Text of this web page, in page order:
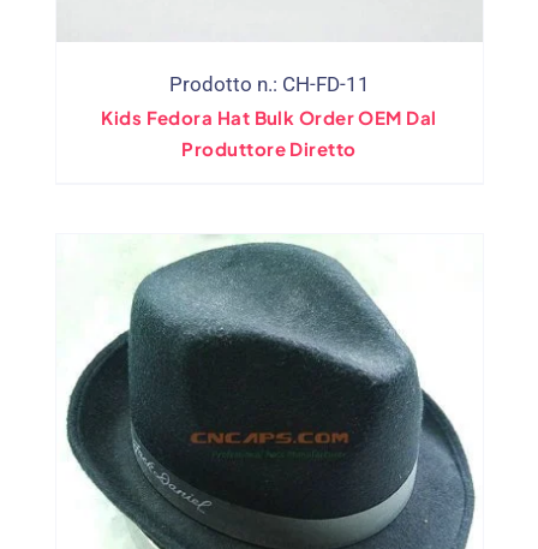
Prodotto n.: CH-FD-11
Kids Fedora Hat Bulk Order OEM Dal
Produttore Diretto